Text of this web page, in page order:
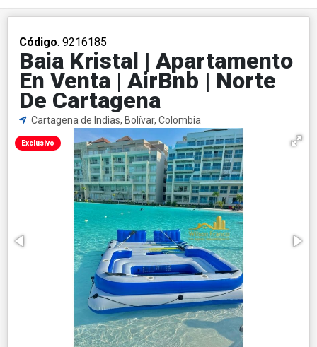
Código. 9216185
Baia Kristal | Apartamento
En Venta | AirBnb | Norte
De Cartagena
Cartagena de Indias, Bolívar, Colombia
Exclusivo